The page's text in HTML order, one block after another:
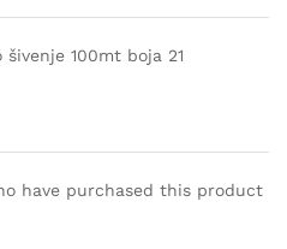
100mt boja 21
have purchased this product